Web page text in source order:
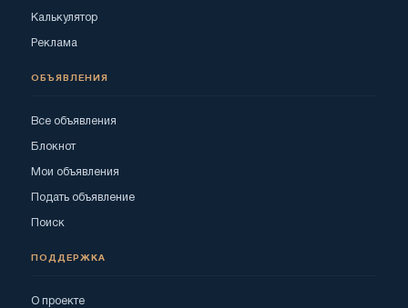
Калькулятор
Реклама
ОБЪЯВЛЕНИЯ
Все объявления
Блокнот
Мои объявления
Подать объявление
Поиск
ПОДДЕРЖКА
О проекте